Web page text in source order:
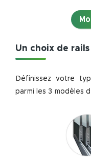
Un choix de
Définissez votre
parmi les 3 modèles